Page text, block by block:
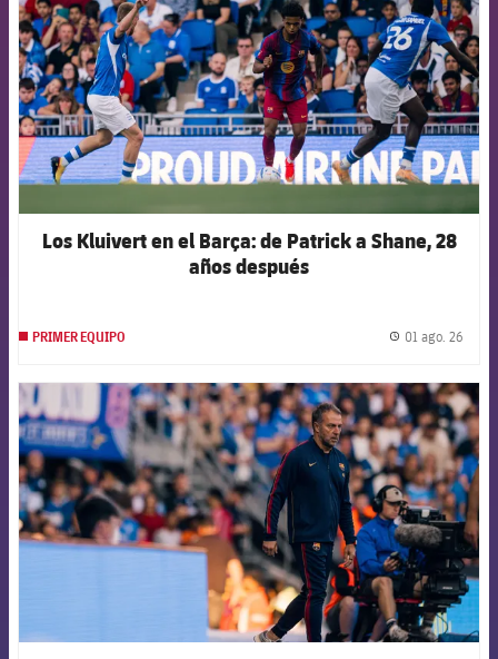
Los Kluivert en el Barça: de Patrick a Shane, 28
años después
PRIMER EQUIPO 01 ago. 26
FCB Barcelona badge